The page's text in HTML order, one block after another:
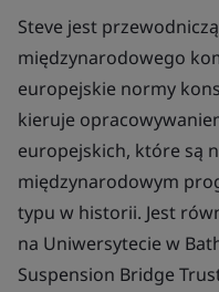
Steve jest
międzynarodowego
europejskie normy
kieruje
europejskich, które są
międzynarodowym
typu w historii. Jest
na Uniwersytecie w
Suspension Bridge